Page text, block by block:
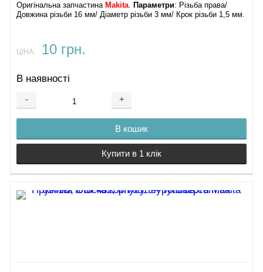
Оригінальна запчастина Makita Параметри: Різьба права/
Довжина різьби 16 мм/ Діаметр різьби 3 мм/ Крок різьби 1,5 мм.
ЦІНА: 10 грн.
В наявності
- +
В кошик
Купити в 1 клік